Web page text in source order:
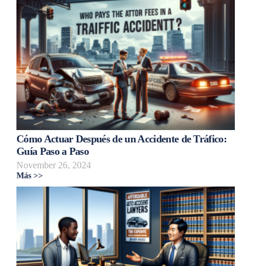
Cómo Actuar Después de un Accidente de Tráfico:
Guía Paso a Paso
November 26, 2024
Más >>